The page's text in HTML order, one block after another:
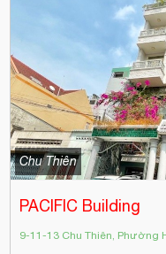
Chu Thiên
PACIFIC Building
9-11-13 Chu Thiên, Phường